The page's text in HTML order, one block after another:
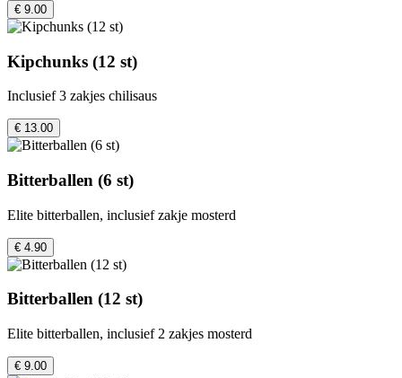
€ 9.00
Kipchunks (12 st)
Inclusief 3 zakjes chilisaus
€ 13.00
Bitterballen (6 st)
Elite bitterballen, inclusief zakje mosterd
€ 4.90
Bitterballen (12 st)
Elite bitterballen, inclusief 2 zakjes mosterd
€ 9.00